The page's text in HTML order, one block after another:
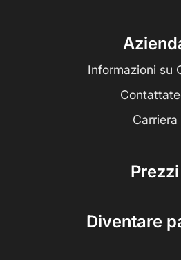
Informazioni su
Carriera
Prezzi
Diventare